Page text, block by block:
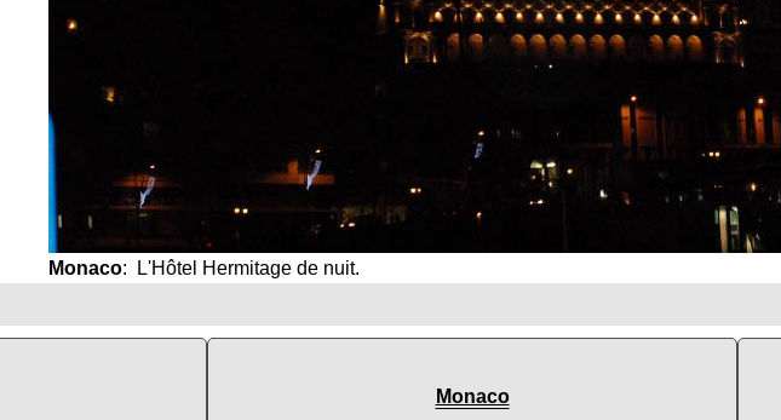
Monaco: L'Hôtel Hermitage de nuit.
Monaco